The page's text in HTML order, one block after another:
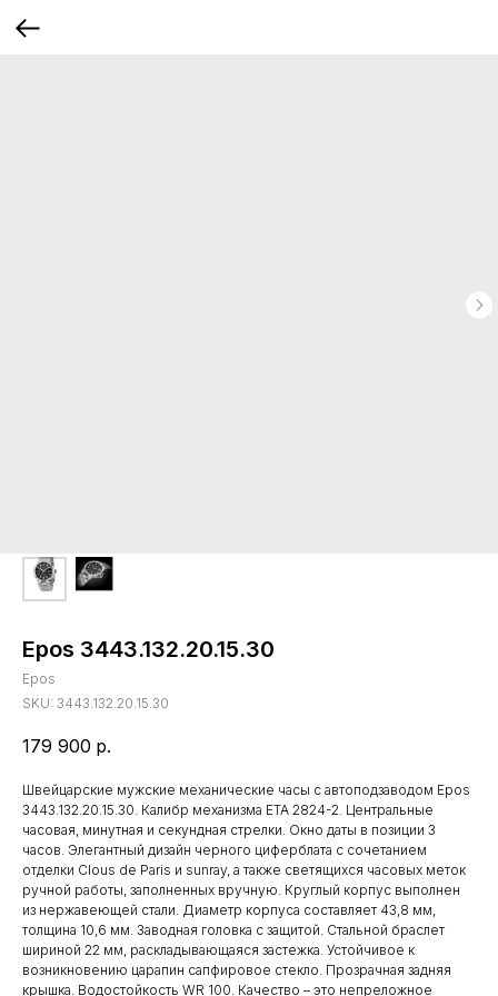
Epos 3443.132.20.15.30
Epos
SKU: 3443.132.20.15.30
179 900 р.
Швейцарские мужские механические часы с автоподзаводом Epos
3443.132.20.15.30. Калибр механизма ETA 2824-2. Центральные
часовая, минутная и секундная стрелки. Окно даты в позиции 3
часов. Элегантный дизайн черного циферблата с сочетанием
отделки Clous de Paris и sunray, а также светящихся часовых меток
ручной работы, заполненных вручную. Круглый корпус выполнен
из нержавеющей стали. Диаметр корпуса составляет 43,8 мм,
толщина 10,6 мм. Заводная головка с защитой. Стальной браслет
шириной 22 мм, раскладывающаяся застежка. Устойчивое к
возникновению царапин сапфировое стекло. Прозрачная задняя
крышка. Водостойкость WR 100. Качество – это непреложное